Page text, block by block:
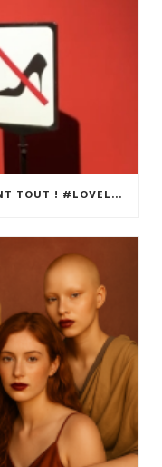
CES TALONS ROUGE QUI CHANGENT TOUT ! #LOVELOUBOUTIN